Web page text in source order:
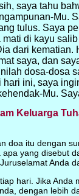
saya tahu
Mu.
tulus. Saya
mati di kayu
dari kematian.
saya, dan
dosa-dosa
hari ini, saya
Mu.
Keluarga
doa itu dengan
yang disebut
Anda
hari. Jika Anda
dengan lebih